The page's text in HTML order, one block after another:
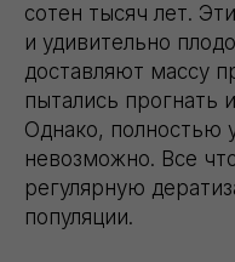
сотен тысяч лет.
и удивительно
доставляют массу
пытались прогнать
Однако, полностью
невозможно. Все
регулярную
популяции.